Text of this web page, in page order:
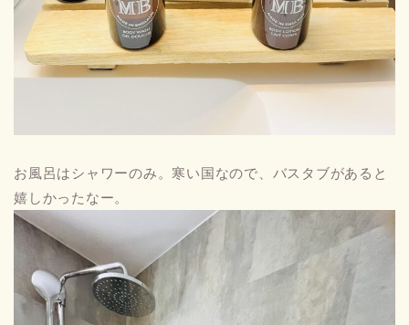
お風呂はシャワーのみ。寒い国なので、バスタブがあると
嬉しかったなー。